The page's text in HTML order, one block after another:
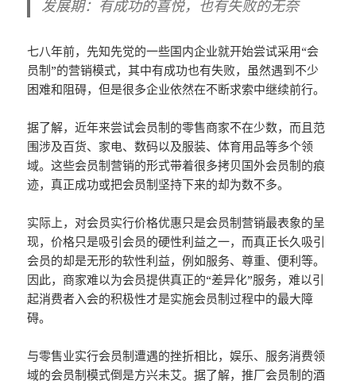
发展期：有成功的喜悦，也有失败的无奈
七八年前，先知先觉的一些国内企业就开始尝试采用“会
员制”的营销模式，其中有成功也有失败，虽然遇到不少
困难和阻碍，但是很多企业依然在不断求索中继续前行。
据了解，近年来尝试会员制的零售商家不在少数，而且范
围涉及百货、家电、数码以及服装、体育用品等多个领
域。这些会员制营销的形式带着很多拷贝国外会员制的痕
迹，真正成功或把会员制坚持下来的却为数不多。
实际上，对会员实行价格优惠只是会员制营销最表象的呈
现，价格只是吸引会员的硬性利益之一，而真正长久吸引
会员的却是无形的软性利益，例如服务、尊重、便利等。
因此，商家难以为会员提供真正的“差异化”服务，难以引
起消费者入会的积极性才是实施会员制过程中的最大障
碍。
与零售业实行会员制遭遇的挫折相比，娱乐、服务消费领
域的会员制模式倒是方兴未艾。据了解，推厂会员制的酒